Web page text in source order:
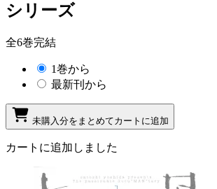
シリーズ
全6巻完結
1巻から
最新刊から
未購入分をまとめてカートに追加
カートに追加しました